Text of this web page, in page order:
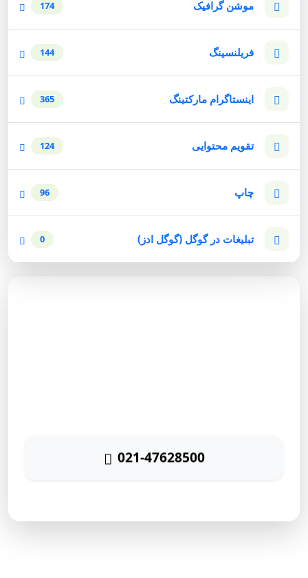
موشن گرافیک 174
فریلنسینگ 144
اینستاگرام مارکتینگ 365
تقویم محتوایی 124
چاپ 96
تبلیغات در گوگل (گوگل ادز) 0
021-47628500